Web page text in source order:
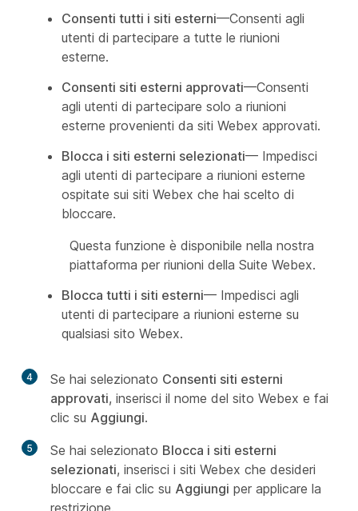
Consenti tutti i siti esterni—Consenti agli
utenti di partecipare a tutte le riunioni
esterne.
Consenti siti esterni approvati—Consenti
agli utenti di partecipare solo a riunioni
esterne provenienti da siti Webex approvati.
Blocca i siti esterni selezionati— Impedisci
agli utenti di partecipare a riunioni esterne
ospitate sui siti Webex che hai scelto di
bloccare.
Questa funzione è disponibile nella nostra
piattaforma per riunioni della Suite Webex.
Blocca tutti i siti esterni— Impedisci agli
utenti di partecipare a riunioni esterne su
qualsiasi sito Webex.
4 Se hai selezionato Consenti siti esterni
approvati, inserisci il nome del sito Webex e fai
clic su Aggiungi.
5 Se hai selezionato Blocca i siti esterni
selezionati, inserisci i siti Webex che desideri
bloccare e fai clic su Aggiungi per applicare la
restrizione.